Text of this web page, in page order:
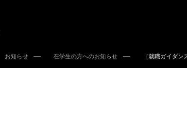
お知らせ 在学生の方へのお知らせ ［就職ガイダ